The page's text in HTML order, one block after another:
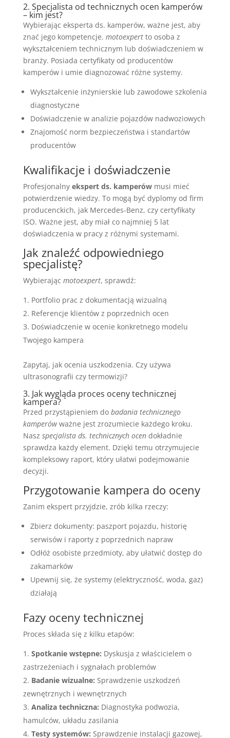
2. Specjalista od technicznych ocen kamperów
– kim jest?
Wybierając eksperta ds. kamperów, ważne jest, aby
znać jego kompetencje. motoexpertto osoba z
wykształceniem technicznym lub doświadczeniem w
branży. Posiada certyfikaty od producentów
kamperów i umie diagnozować różne systemy.
Wykształcenie inżynierskie lub zawodowe szkolenia
diagnostyczne
Doświadczenie w analizie pojazdów nadwoziowych
Znajomość norm bezpieczeństwa i standartów
producentów
Kwalifikacje i doświadczenie
Profesjonalny ekspert ds. kamperówmusi mieć
potwierdzenie wiedzy. To mogą być dyplomy od firm
producenckich, jak Mercedes-Benz, czy certyfikaty
ISO. Ważne jest, aby miał co najmniej 5 lat
doświadczenia w pracy z różnymi systemami.
Jak znaleźć odpowiedniego
specjalistę?
Wybierając motoexpert, sprawdź:
Portfolio prac z dokumentacją wizualną
Referencje klientów z poprzednich ocen
Doświadczenie w ocenie konkretnego modelu
Twojego kampera
Zapytaj, jak ocenia uszkodzenia. Czy używa
ultrasonografii czy termowizji?
3. Jak wygląda proces oceny technicznej
kampera?
Przed przystąpieniem do badania technicznego
kamperówważne jest zrozumiecie każdego kroku.
Nasz specjalista ds. technicznych ocendokładnie
sprawdza każdy element. Dzięki temu otrzymujecie
kompleksowy raport, który ułatwi podejmowanie
decyzji.
Przygotowanie kampera do oceny
Zanim ekspert przyjdzie, zrób kilka rzeczy:
Zbierz dokumenty: paszport pojazdu, historię
serwisów i raporty z poprzednich napraw
Odłóż osobiste przedmioty, aby ułatwić dostęp do
zakamarków
Upewnij się, że systemy (elektryczność, woda, gaz)
działają
Fazy oceny technicznej
Proces składa się z kilku etapów:
Spotkanie wstępne: Dyskusja z właścicielem o
zastrzeżeniach i sygnałach problemów
Badanie wizualne: Sprawdzenie uszkodzeń
zewnętrznych i wewnętrznych
Analiza techniczna: Diagnostyka podwozia,
hamulców, układu zasilania
Testy systemów: Sprawdzenie instalacji gazowej,